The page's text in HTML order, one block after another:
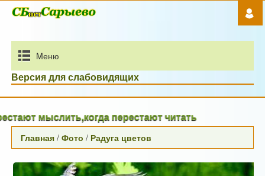
Mеню
Версия для слабовидящих
мыслить,когда перестают читать
Главная /Фото / Радуга цветов